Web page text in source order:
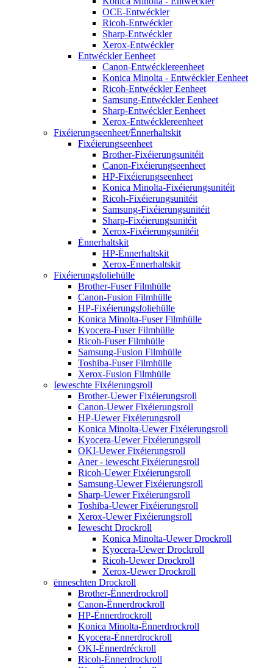
OCE-Entwéckler
Ricoh-Entwéckler
Sharp-Entwéckler
Xerox-Entwéckler
Entwéckler Eenheet
Canon-Entwécklereenheet
Konica Minolta - Entwéckler Eenheet
Ricoh-Entwéckler Eenheet
Samsung-Entwéckler Eenheet
Sharp-Entwéckler Eenheet
Xerox-Entwécklereenheet
Fixéierungseenheet/Ënnerhaltskit
Fixéierungseenheet
Brother-Fixéierungsunitéit
Canon-Fixéierungseenheet
HP-Fixéierungseenheet
Konica Minolta-Fixéierungsunitéit
Ricoh-Fixéierungsunitéit
Samsung-Fixéierungsunitéit
Sharp-Fixéierungsunitéit
Xerox-Fixéierungsunitéit
Ënnerhaltskit
HP-Ënnerhaltskit
Xerox-Ënnerhaltskit
Fixéierungsfoliehülle
Brother-Fuser Filmhülle
Canon-Fusion Filmhülle
HP-Fixéierungsfoliehülle
Konica Minolta-Fuser Filmhülle
Kyocera-Fuser Filmhülle
Ricoh-Fuser Filmhülle
Samsung-Fusion Filmhülle
Toshiba-Fuser Filmhülle
Xerox-Fusion Filmhülle
Ieweschte Fixéierungsroll
Brother-Uewer Fixéierungsroll
Canon-Uewer Fixéierungsroll
HP-Uewer Fixéierungsroll
Konica Minolta-Uewer Fixéierungsroll
Kyocera-Uewer Fixéierungsroll
OKI-Uewer Fixéierungsroll
Aner - iewescht Fixéierungsroll
Ricoh-Uewer Fixéierungsroll
Samsung-Uewer Fixéierungsroll
Sharp-Uewer Fixéierungsroll
Toshiba-Uewer Fixéierungsroll
Xerox-Uewer Fixéierungsroll
Iewescht Drockroll
Konica Minolta-Uewer Drockroll
Kyocera-Uewer Drockroll
Ricoh-Uewer Drockroll
Xerox-Uewer Drockroll
ënneschten Drockroll
Brother-Ënnerdrockroll
Canon-Ënnerdrockroll
HP-Ënnerdrockroll
Konica Minolta-Ënnerdrockroll
Kyocera-Ënnerdrockroll
OKI-Ënnerdréckroll
Ricoh-Ënnerdrockroll